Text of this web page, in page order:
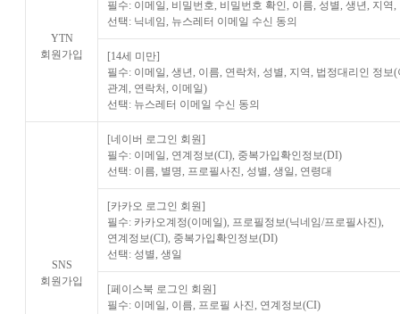
YTN
회원가입
필수: 이메일, 비밀번호, 비밀번호 확인, 이름, 성별, 생년, 지역,
선택: 닉네임, 뉴스레터 이메일 수신 동의
[14세 미만]
필수: 이메일, 생년, 이름, 연락처, 성별, 지역, 법정대리인 정보
관계, 연락처, 이메일)
선택: 뉴스레터 이메일 수신 동의
SNS
회원가입
[네이버 로그인 회원]
필수: 이메일, 연계정보(CI), 중복가입확인정보(DI)
선택: 이름, 별명, 프로필사진, 성별, 생일, 연령대
[카카오 로그인 회원]
필수: 카카오계정(이메일), 프로필정보(닉네임/프로필사진),
연계정보(CI), 중복가입확인정보(DI)
선택: 성별, 생일
[페이스북 로그인 회원]
필수: 이메일, 이름, 프로필 사진, 연계정보(CI)